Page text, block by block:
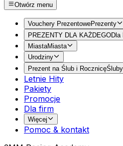
Otwórz menu
Vouchery PrezentowePrezenty
PREZENTY DLA KAŻDEGODla
MiastaMiasta
Urodziny
Prezent na Ślub i Rocznicę
Letnie Hity
Pakiety
Promocje
Dla firm
Więcej
Pomoc & kontakt